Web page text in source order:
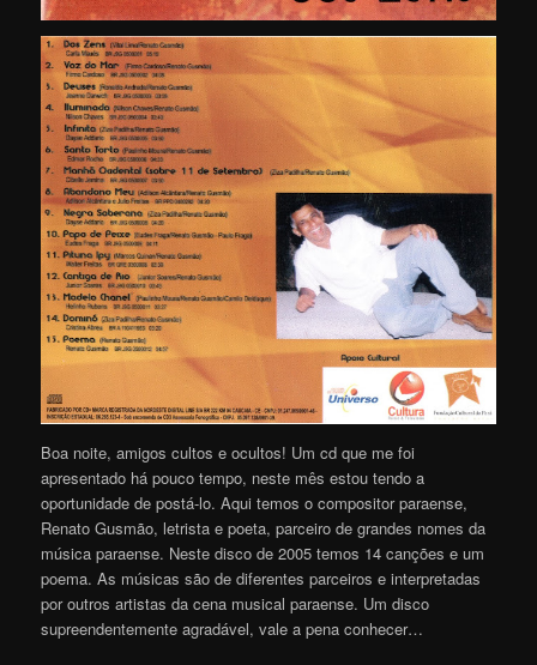
Boa noite, amigos cultos e ocultos! Um cd que me foi
apresentado há pouco tempo, neste mês estou tendo a
oportunidade de postá-lo. Aqui temos o compositor paraense,
Renato Gusmão, letrista e poeta, parceiro de grandes nomes da
música paraense. Neste disco de 2005 temos 14 canções e um
poema. As músicas são de diferentes parceiros e interpretadas
por outros artistas da cena musical paraense. Um disco
supreendentemente agradável, vale a pena conhecer…